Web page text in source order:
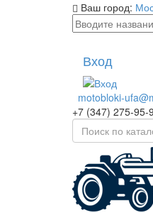
Ваш город:
Вход
motobloki-
+7 (347) 275-